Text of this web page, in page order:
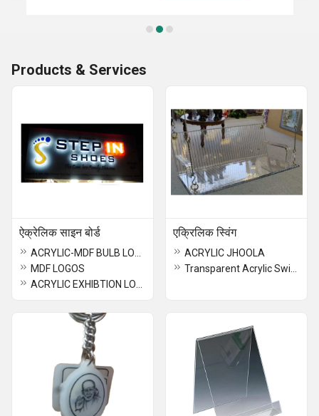
Products & Services
ऐक्रेलिक साइन बोर्ड
MDF LOGOS
एक्रिलिक स्विंग
ACRYLIC JHOOLA